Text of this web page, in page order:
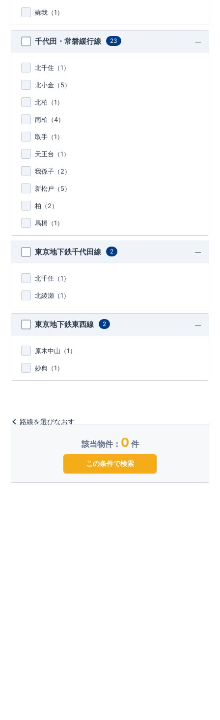
蘇我（1）
千代田・常磐緩行線 23
北千住（1）
北小金（5）
北柏（1）
南柏（4）
取手（1）
天王台（1）
我孫子（2）
新松戸（5）
柏（2）
馬橋（1）
東京地下鉄千代田線 2
北千住（1）
北綾瀬（1）
東京地下鉄東西線 2
原木中山（1）
妙典（1）
路線を選びなおす
該当物件： 0 件
この条件で検索